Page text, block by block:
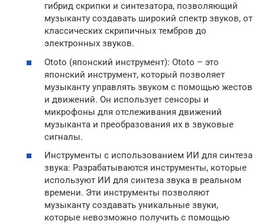
гибрид скрипки и синтезатора, позволяющий
музыканту создавать широкий спектр звуков, от
классических скрипичных тембров до
электронных звуков.
Ototo (японский инструмент): Ototo – это
японский инструмент, который позволяет
музыканту управлять звуком с помощью жестов
и движений. Он использует сенсоры и
микрофоны для отслеживания движений
музыканта и преобразования их в звуковые
сигналы.
Инструменты с использованием ИИ для синтеза
звука: Разрабатываются инструменты, которые
используют ИИ для синтеза звука в реальном
времени. Эти инструменты позволяют
музыканту создавать уникальные звуки,
которые невозможно получить с помощью